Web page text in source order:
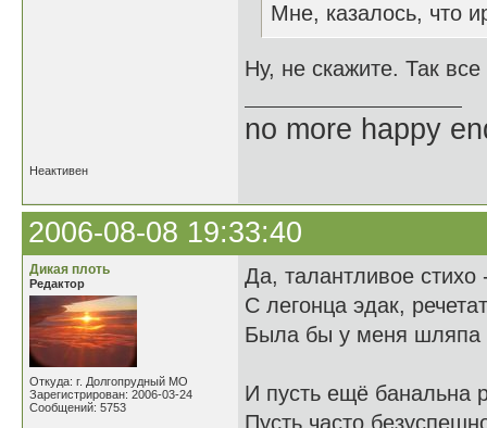
Мне, казалось, что
Ну, не скажите. Так
no more happy
Неактивен
2006-08-08 19:33:40
Дикая плоть
Редактор
Откуда: г. Долгопрудный МО
Зарегистрирован: 2006-03-24
Сообщений: 5753
Да, талантливое стихо
С легонца эдак,
Была бы у меня шляпа
И пусть ещё банальна
Пусть часто